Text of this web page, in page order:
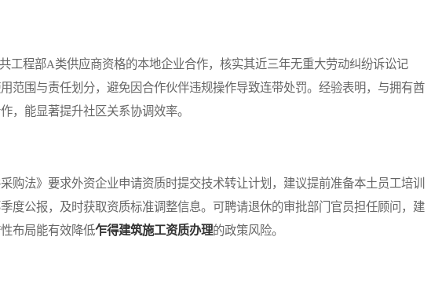
程部A类供应商资格的本地企业合作，核实其近三年无重大劳动纠纷诉讼记
范围与责任划分，避免因合作伙伴违规操作导致连带处罚。经验表明，与拥有酋
，能显著提升社区关系协调效率。
法》要求外资企业申请资质时提交技术转让计划，建议提前准备本土员工培训
度公报，及时获取资质标准调整信息。可聘请退休的审批部门官员担任顾问，建
布局能有效降低乍得建筑施工资质办理的政策风险。